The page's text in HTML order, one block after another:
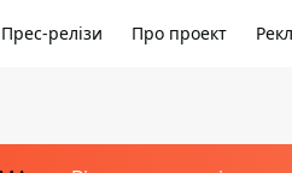
Прес-релізи Про проект